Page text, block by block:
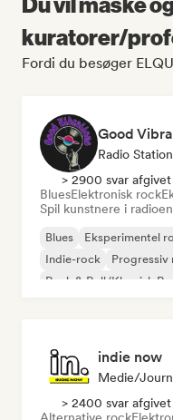
kuratorer/
Fordi du besøger
Good
Radio Station
> 2900 svar afgivet
BluesElektronisk rock
Spil kunstnere i radioen
Blues Eksperimentel
Indie-rock
Progressiv
Rock & Roll/Klassisk
indie now
Medie/
> 2400 svar afgivet